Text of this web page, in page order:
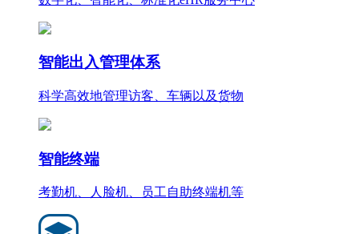
智能出入管理体系
科学高效地管理访客、车辆以及货物
智能终端
考勤机、人脸机、员工自助终端机等